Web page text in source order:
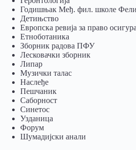
Годишњак Међ. фил. школе
Детињство
Европска ревија за право
Eтноботаника
Зборник радова ПФУ
Лесковачки зборник
Липар
Музички талас
Наслеђе
Пешчаник
Саборност
Синетос
Узданица
Форум
Шумадијски анали